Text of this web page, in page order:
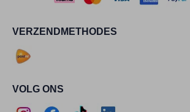
VERZENDMETHODES
VOLG ONS